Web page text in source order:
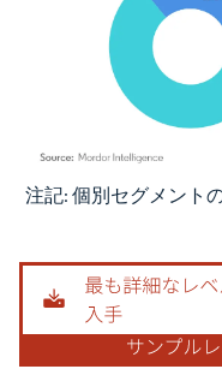
画像 © Mordor Intelligence。
注記: 個別セグメント